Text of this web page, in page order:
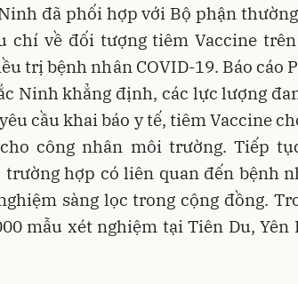
đã phối hợp với Bộ phận
chí về đối tượng tiêm Vaccine
trị bệnh nhân COVID-19. Báo cáo
Ninh khẳng định, các lực lượng
cầu khai báo y tế, tiêm Vaccine
công nhân môi trường. Tiếp
hợp có liên quan đến bệnh
sàng lọc trong cộng đồng.
mẫu xét nghiệm tại Tiên Du, Yên